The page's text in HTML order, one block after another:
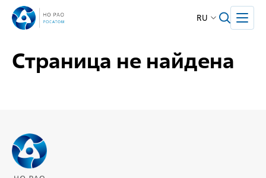
RU
Страница не найдена